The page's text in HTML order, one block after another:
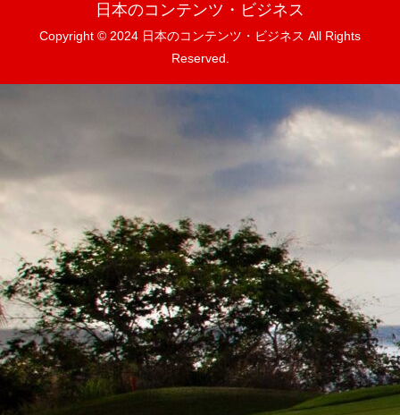
日本のコンテンツ・ビジネス
Copyright © 2024 日本のコンテンツ・ビジネス All Rights
Reserved.